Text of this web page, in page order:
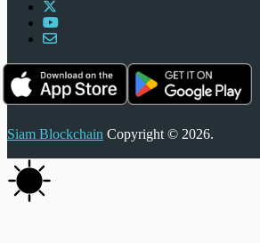
Siam Blockchain Copyright © 2026.